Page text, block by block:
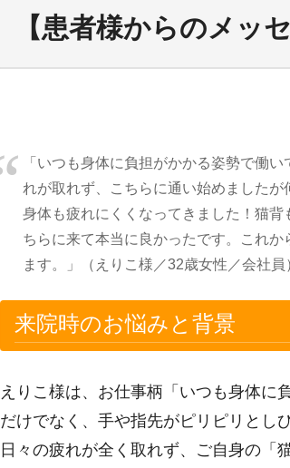
【患者様からのメッ
「いつも身体に負担がかかる姿勢で働
れが取れず、こちらに通い始めました
身体も疲れにくくなってきました！猫
ちらに来て本当に良かったです。これ
ます。」（えりこ様／32歳女性／会社員
来院時のお悩みと背景
えりこ様は、お仕事柄「いつも身体に
だけでなく、手や指先がピリピリとし
日々の疲れが全く取れず、ご自身の「